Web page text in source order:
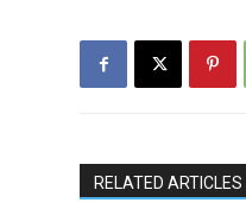
RELATED ARTICLES